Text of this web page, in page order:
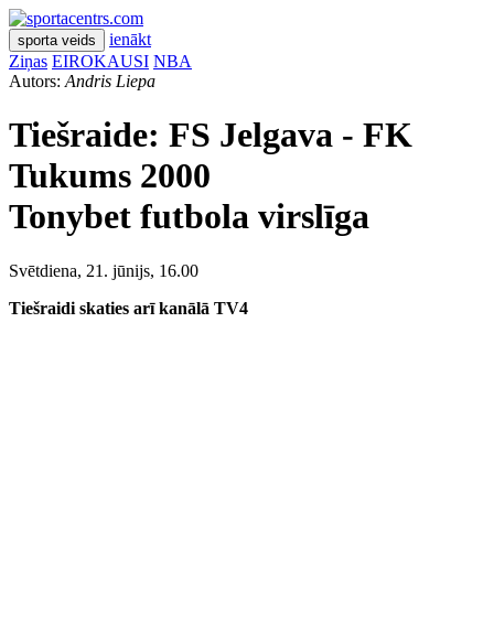
sporta veids
ienākt
Ziņas EIROKAUSI NBA
Autors: Andris Liepa
Tiešraide: FS Jelgava - FK
Tukums 2000
Tonybet futbola virslīga
Svētdiena, 21. jūnijs, 16.00
Tiešraidi skaties arī kanālā TV4